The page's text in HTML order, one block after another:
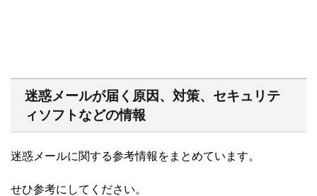
迷惑メールが届く原因、対策、セキュリテ
ィソフトなどの情報
迷惑メールに関する参考情報をまとめています。
せひ参考にしてください。